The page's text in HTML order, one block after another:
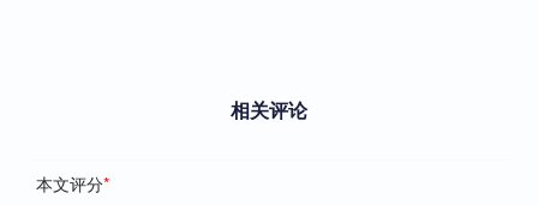
相关评论
本文评分*